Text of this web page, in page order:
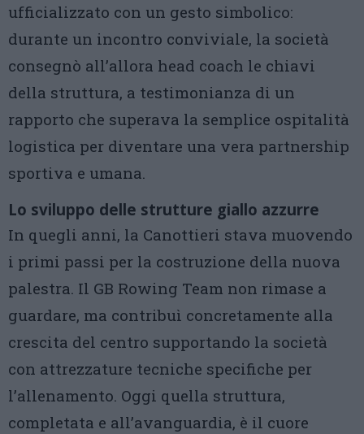
ufficializzato con un gesto simbolico:
durante un incontro conviviale, la società
consegnò all’allora head coach le chiavi
della struttura, a testimonianza di un
rapporto che superava la semplice ospitalità
logistica per diventare una vera partnership
sportiva e umana.
Lo sviluppo delle strutture giallo azzurre
In quegli anni, la Canottieri stava muovendo
i primi passi per la costruzione della nuova
palestra. Il GB Rowing Team non rimase a
guardare, ma contribuì concretamente alla
crescita del centro supportando la società
con attrezzature tecniche specifiche per
l’allenamento. Oggi quella struttura,
completata e all’avanguardia, è il cuore